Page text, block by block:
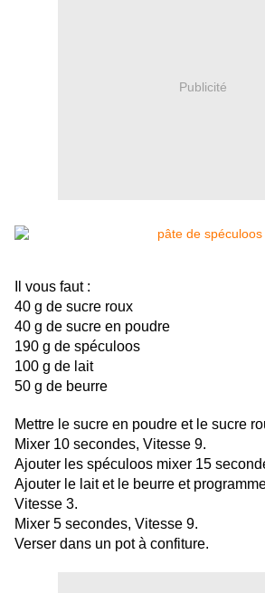
Publicité
Il vous faut :
40 g de sucre roux
40 g de sucre en poudre
190 g de spéculoos
100 g de lait
50 g de beurre
Mettre le sucre en poudre et le sucre
Mixer 10 secondes, Vitesse 9.
Ajouter les spéculoos mixer 15
Ajouter le lait et le beurre et p
Vitesse 3.
Mixer 5 secondes, Vitesse 9.
Verser dans un pot à confiture.